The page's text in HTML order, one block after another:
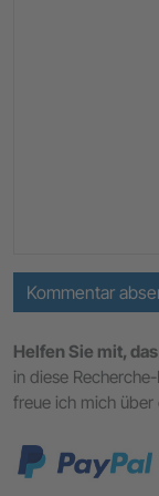
Kommentar
Helfen Sie mit,
in diese
freue ich mich